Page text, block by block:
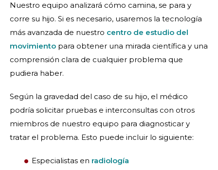
Nuestro equipo analizará cómo camina, se para y
corre su hijo. Si es necesario, usaremos la tecnología
más avanzada de nuestro centro de estudio del
movimiento para obtener una mirada científica y una
comprensión clara de cualquier problema que
pudiera haber.
Según la gravedad del caso de su hijo, el médico
podría solicitar pruebas e interconsultas con otros
miembros de nuestro equipo para diagnosticar y
tratar el problema. Esto puede incluir lo siguiente:
Especialistas en radiología